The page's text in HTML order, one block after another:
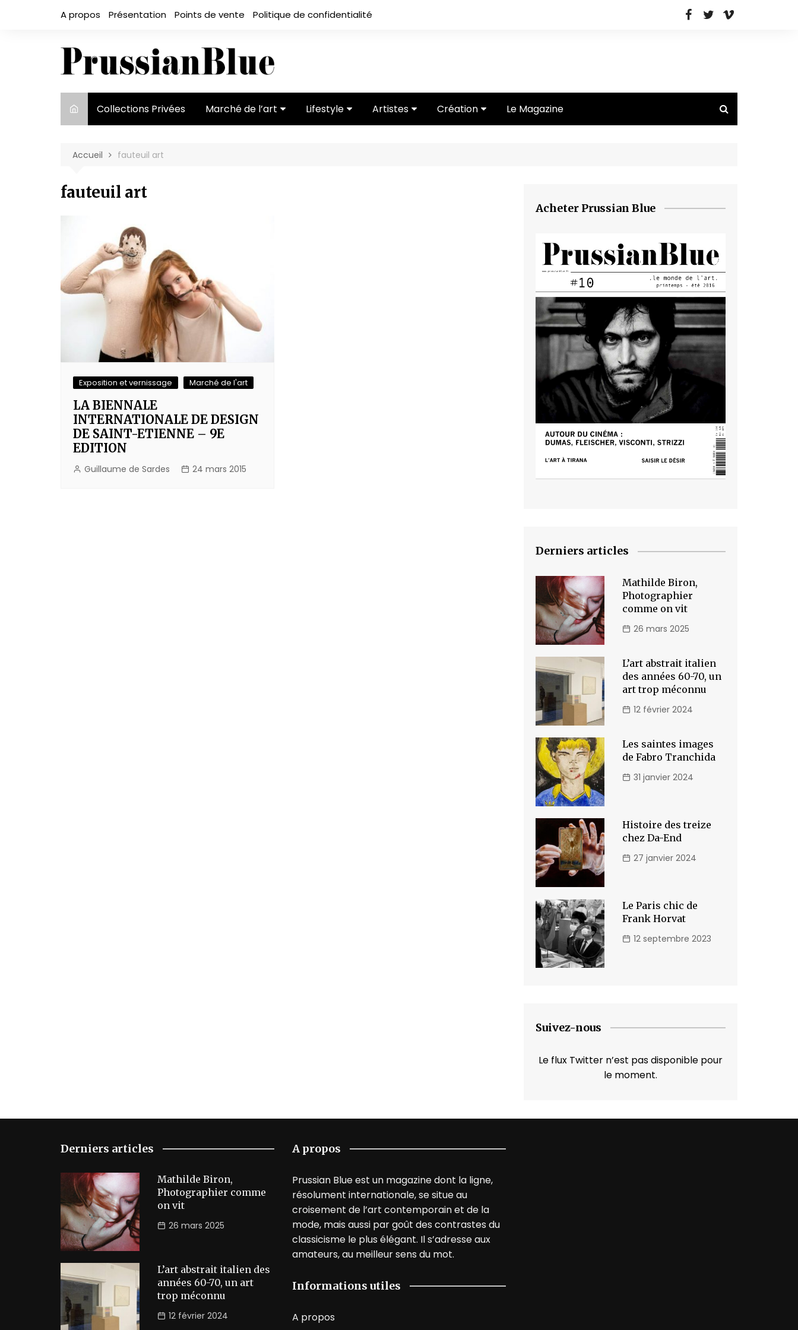
A propos Présentation Points de vente Politique de confidentialité
Collections Privées Marché de l’art Lifestyle Artistes Création Le Magazine
Accueil fauteuil art
fauteuil art
Exposition et vernissage Marché de l'art
LA BIENNALE
INTERNATIONALE DE DESIGN
DE SAINT-ETIENNE – 9E
EDITION
Guillaume de Sardes 24 mars 2015
Acheter Prussian Blue
Derniers articles
Mathilde Biron,
Photographier
comme on vit
26 mars 2025
L’art abstrait italien
des années 60-70, un
art trop méconnu
12 février 2024
Les saintes images
de Fabro Tranchida
31 janvier 2024
Histoire des treize
chez Da-End
27 janvier 2024
Le Paris chic de
Frank Horvat
12 septembre 2023
Suivez-nous
Le flux Twitter n’est pas disponible pour
le moment.
Derniers articles
Mathilde Biron,
Photographier comme
on vit
26 mars 2025
L’art abstrait italien des
années 60-70, un art
trop méconnu
12 février 2024
A propos
Prussian Blue est un magazine dont la ligne,
résolument internationale, se situe au
croisement de l’art contemporain et de la
mode, mais aussi par goût des contrastes du
classicisme le plus élégant. Il s’adresse aux
amateurs, au meilleur sens du mot.
Informations utiles
A propos